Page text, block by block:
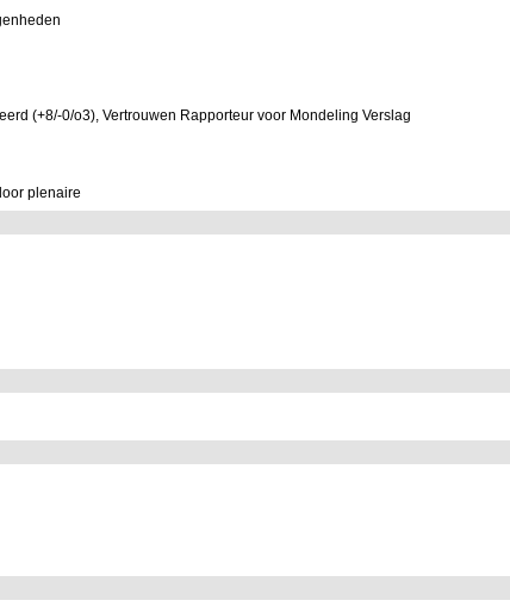
(+8/-0/o3), Vertrouwen Rapporteur voor Mondeling Verslag
plenaire